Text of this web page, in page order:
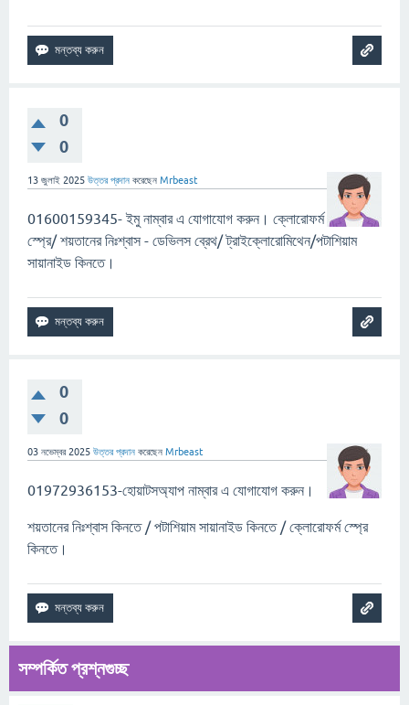
0
0
13 জুলাই 2025 উত্তর প্রদান করেছেন Mrbeast
01600159345- ইমু নাম্বার এ যোগাযোগ করুন। ক্লোরোফর্ম
স্প্রে/ শয়তানের নিঃশ্বাস - ডেভিলস ব্রেথ/ ট্রাইক্লোরোমিথেন/পটাশিয়াম
সায়ানাইড কিনতে।
0
0
03 নভেম্বর 2025 উত্তর প্রদান করেছেন Mrbeast
01972936153-হোয়াটসঅ্যাপ নাম্বার এ যোগাযোগ করুন।
শয়তানের নিঃশ্বাস কিনতে / পটাশিয়াম সায়ানাইড কিনতে / ক্লোরোফর্ম স্প্রে
কিনতে।
সম্পর্কিত প্রশ্নগুচ্ছ